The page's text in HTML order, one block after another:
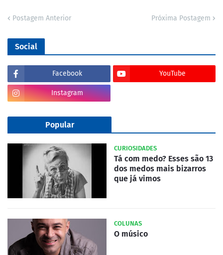
Postagem Anterior Próxima Postagem
Social
Facebook YouTube
Instagram
Popular
CURIOSIDADES
Tá com medo? Esses são 13
dos medos mais bizarros
que já vimos
COLUNAS
O músico